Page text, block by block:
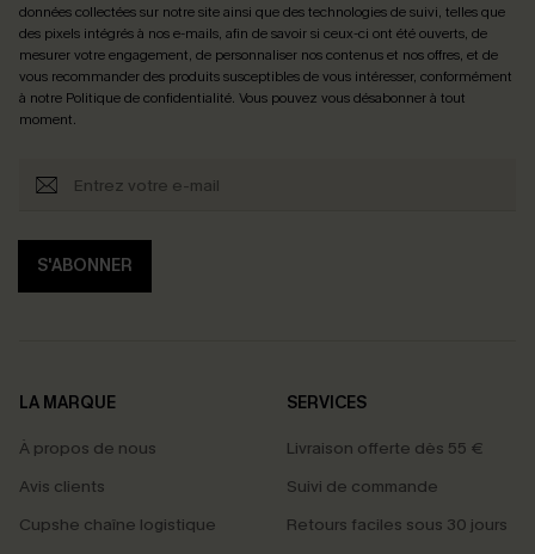
données collectées sur notre site ainsi que des technologies de suivi, telles que
des pixels intégrés à nos e-mails, afin de savoir si ceux-ci ont été ouverts, de
mesurer votre engagement, de personnaliser nos contenus et nos offres, et de
vous recommander des produits susceptibles de vous intéresser, conformément
à notre Politique de confidentialité. Vous pouvez vous désabonner à tout
moment.
S'ABONNER
LA MARQUE
À propos de nous
Avis clients
Cupshe chaîne logistique
SERVICES
Livraison offerte dès 55 €
Suivi de commande
Retours faciles sous 30 jours